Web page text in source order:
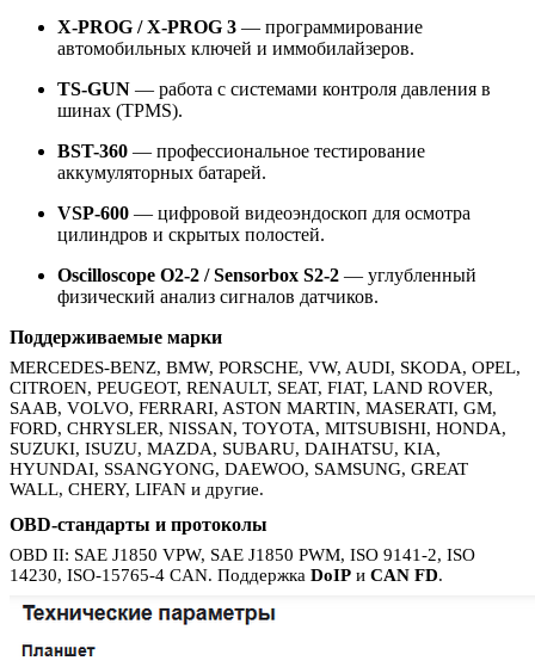
X-PROG / X-PROG 3 — программирование
автомобильных ключей и иммобилайзеров.
TS-GUN — работа с системами контроля давления в
шинах (TPMS).
BST-360 — профессиональное тестирование
аккумуляторных батарей.
VSP-600 — цифровой видеоэндоскоп для осмотра
цилиндров и скрытых полостей.
Oscilloscope O2-2 / Sensorbox S2-2 — углубленный
физический анализ сигналов датчиков.
Поддерживаемые марки
MERCEDES-BENZ, BMW, PORSCHE, VW, AUDI, SKODA, OPEL,
CITROEN, PEUGEOT, RENAULT, SEAT, FIAT, LAND ROVER,
SAAB, VOLVO, FERRARI, ASTON MARTIN, MASERATI, GM,
FORD, CHRYSLER, NISSAN, TOYOTA, MITSUBISHI, HONDA,
SUZUKI, ISUZU, MAZDA, SUBARU, DAIHATSU, KIA,
HYUNDAI, SSANGYONG, DAEWOO, SAMSUNG, GREAT
WALL, CHERY, LIFAN и другие.
OBD-стандарты и протоколы
OBD II: SAE J1850 VPW, SAE J1850 PWM, ISO 9141-2, ISO
14230, ISO-15765-4 CAN. Поддержка DoIP и CAN FD.